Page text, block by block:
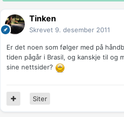
Tinken
Skrevet 9. desember 2011
Er det noen som følger med på
tiden pågår i Brasil, og kanskje til og
sine nettsider?
Siter